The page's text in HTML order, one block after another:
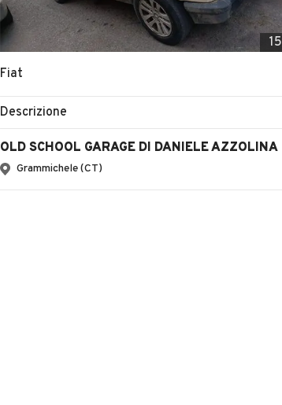
15
Fiat
Descrizione
OLD SCHOOL GARAGE DI DANIELE AZZOLINA
Grammichele (CT)